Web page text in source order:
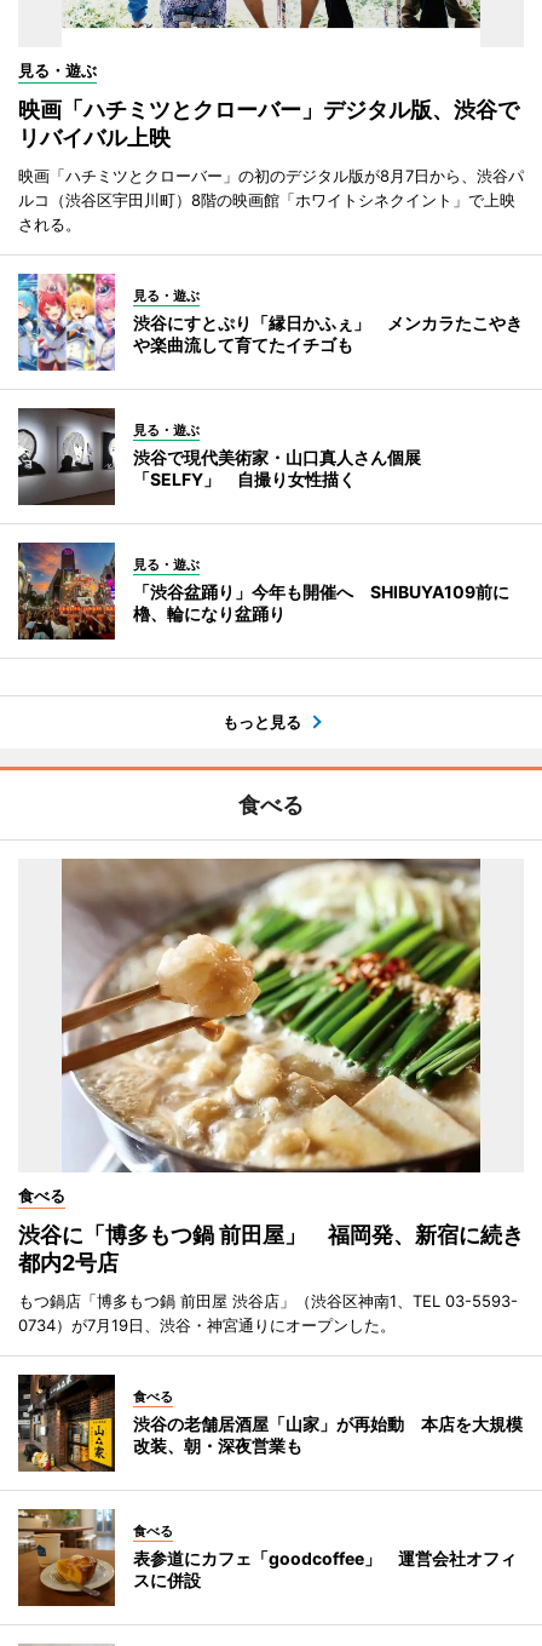
見る・遊ぶ
映画「ハチミツとクローバー」デジタル版、渋谷で
リバイバル上映
映画「ハチミツとクローバー」の初のデジタル版が8月7日から、渋谷パ
ルコ（渋谷区宇田川町）8階の映画館「ホワイトシネクイント」で上映
される。
見る・遊ぶ
渋谷にすとぷり「縁日かふぇ」 メンカラたこやき
や楽曲流して育てたイチゴも
見る・遊ぶ
渋谷で現代美術家・山口真人さん個展
「SELFY」 自撮り女性描く
見る・遊ぶ
「渋谷盆踊り」今年も開催へ SHIBUYA109前に
櫓、輪になり盆踊り
もっと見る
食べる
食べる
渋谷に「博多もつ鍋 前田屋」 福岡発、新宿に続き
都内2号店
もつ鍋店「博多もつ鍋 前田屋 渋谷店」（渋谷区神南1、TEL 03-5593-
0734）が7月19日、渋谷・神宮通りにオープンした。
食べる
渋谷の老舗居酒屋「山家」が再始動 本店を大規模
改装、朝・深夜営業も
食べる
表参道にカフェ「goodcoffee」 運営会社オフィ
スに併設